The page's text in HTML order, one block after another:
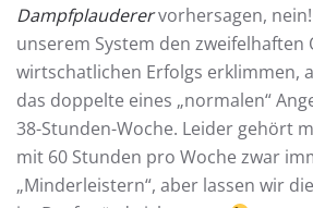
Dampfplauderervorhersagen,
unserem System den zweifelhaften
wirtschatlichen Erfolgs erklimmen,
das doppelte eines „normalen“
38-Stunden-Woche. Leider gehört
mit 60 Stunden pro Woche zwar
„Minderleistern“, aber lassen wir